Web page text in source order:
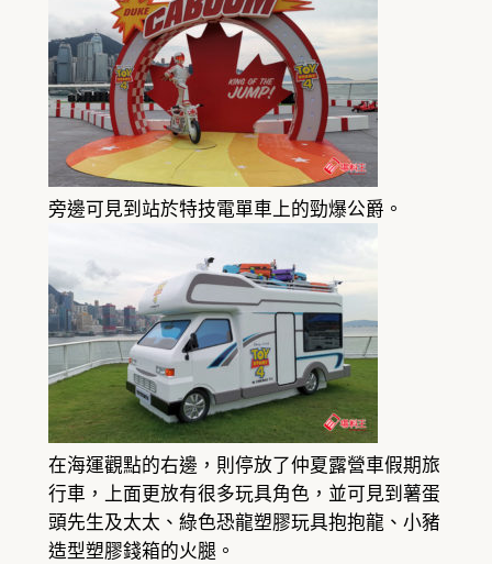
旁邊可見到站於特技電單車上的勁爆公爵。
在海運觀點的右邊，則停放了仲夏露營車假期旅
行車，上面更放有很多玩具角色，並可見到薯蛋
頭先生及太太、綠色恐龍塑膠玩具抱抱龍、小豬
造型塑膠錢箱的火腿。